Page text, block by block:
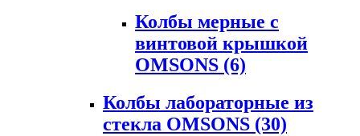
Колбы мерные с
винтовой крышкой
OMSONS (6)
Колбы лабораторные из
стекла OMSONS (30)